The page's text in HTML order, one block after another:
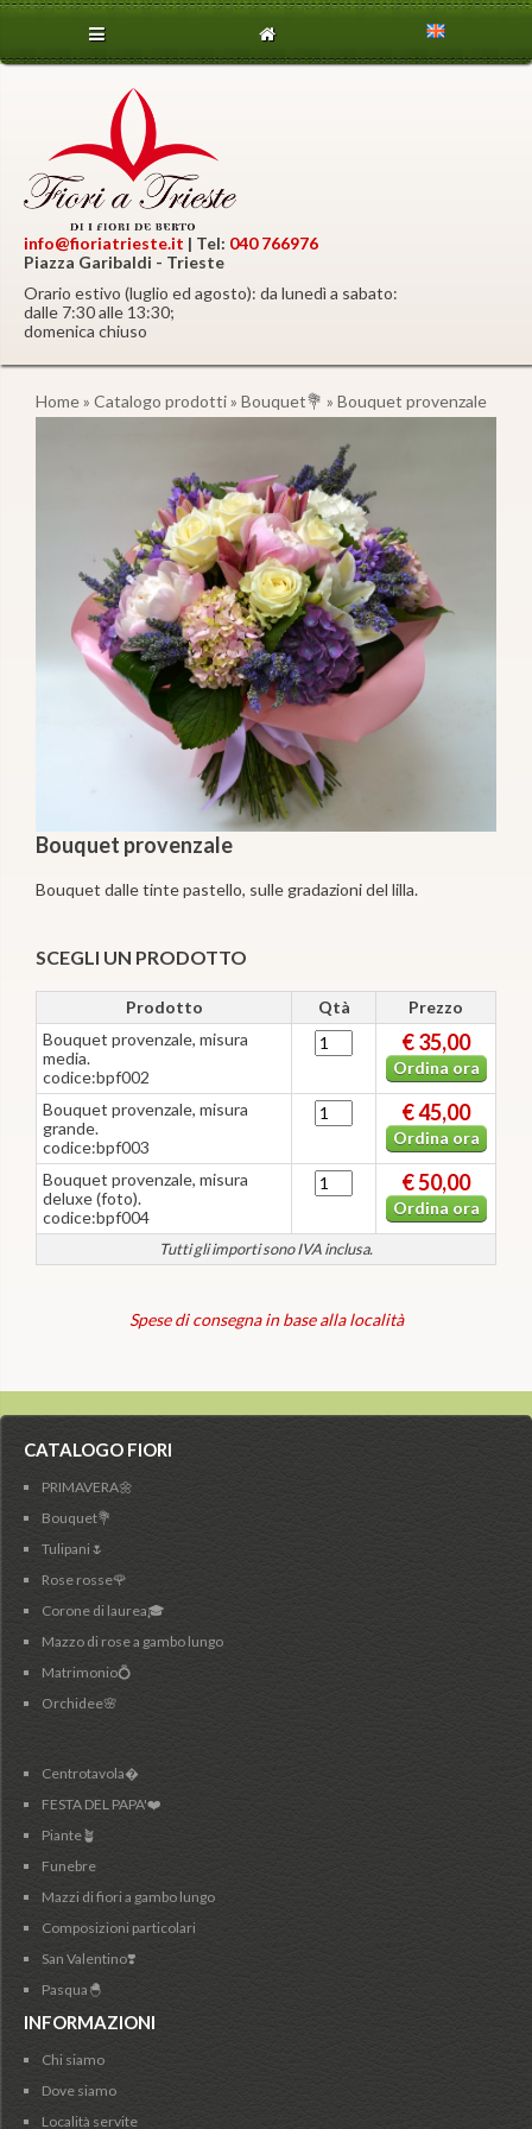
info@fioriatrieste.it | Tel: 040 766976
Piazza Garibaldi - Trieste
Orario estivo (luglio ed agosto): da lunedì a sabato:
dalle 7:30 alle 13:30;
domenica chiuso
Home» Catalogo prodotti» Bouquet💐 » Bouquet provenzale
Bouquet provenzale
Bouquet dalle tinte pastello, sulle gradazioni del lilla.
SCEGLI UN PRODOTTO
Prodotto Qtà Prezzo
Tutti gli importi sono IVA inclusa.
Bouquet provenzale, misura
media.
codice:bpf002
€ 35,00
Ordina ora
Bouquet provenzale, misura
grande.
codice:bpf003
€ 45,00
Ordina ora
Bouquet provenzale, misura
deluxe (foto).
codice:bpf004
€ 50,00
Ordina ora
Spese di consegna in base alla località
CATALOGO FIORI
PRIMAVERA🌼
Bouquet💐
Tulipani🌷
Rose rosse🌹
Corone di laurea🎓
Mazzo di rose a gambo lungo
Matrimonio💍
Orchidee🌸
Centrotavola�
FESTA DEL PAPA'❤️
Piante🪴
Funebre
Mazzi di fiori a gambo lungo
Composizioni particolari
San Valentino❣️
Pasqua🐣
INFORMAZIONI
Chi siamo
Dove siamo
Località servite